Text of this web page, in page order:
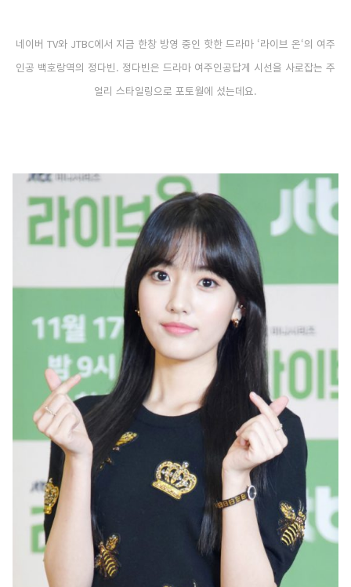
네이버 TV와 JTBC에서 지금 한창 방영 중인 핫한 드라마 ‘라이브 온‘의 여주
인공 백호랑역의 정다빈. 정다빈은 드라마 여주인공답게 시선을 사로잡는 주
얼리 스타일링으로 포토월에 섰는데요.